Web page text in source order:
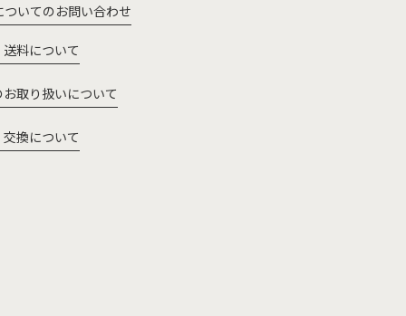
ついてのお問い合わせ
料について
お取り扱いについて
換について